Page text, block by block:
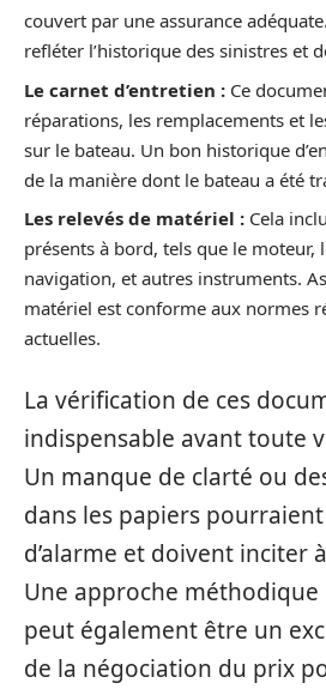
couvert par une assurance
refléter l’historique des sinistres et
Le carnet d’entretien : Ce
réparations, les remplacements et
sur le bateau. Un bon historique
de la manière dont le bateau a été
Les relevés de matériel : Cela
présents à bord, tels que le moteur,
navigation, et autres instruments.
matériel est conforme aux normes
actuelles.
La vérification de ces
indispensable avant toute
Un manque de clarté ou
dans les papiers
d’alarme et doivent inciter
Une approche méthodique
peut également être un
de la négociation du prix